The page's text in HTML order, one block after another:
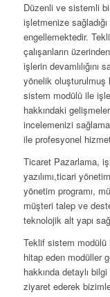
Düzenli ve sistemli
işletmenize
engellemektedir.
çalışanların
işlerin
yönelik oluşturulmuş
sistem modülü ile
hakkındaki
incelemenizi
ile profesyonel
Ticaret Pazarlama,
yazılımı,ticari
yönetim programı,
müşteri talep ve
teknolojik alt yapı
Teklif sistem modülü
hitap eden modüller
hakkında detaylı
ziyaret ederek